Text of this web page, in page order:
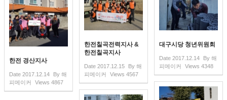
한전칠곡전력지사 &
한전칠곡지사
Date 2017.12.15 By 해
피메이커
Views 4567
대구시당 청년위원회
Date 2017.12.14 By 해
피메이커
Views 4348
한전 경산지사
Date 2017.12.14 By 해
피메이커
Views 4867